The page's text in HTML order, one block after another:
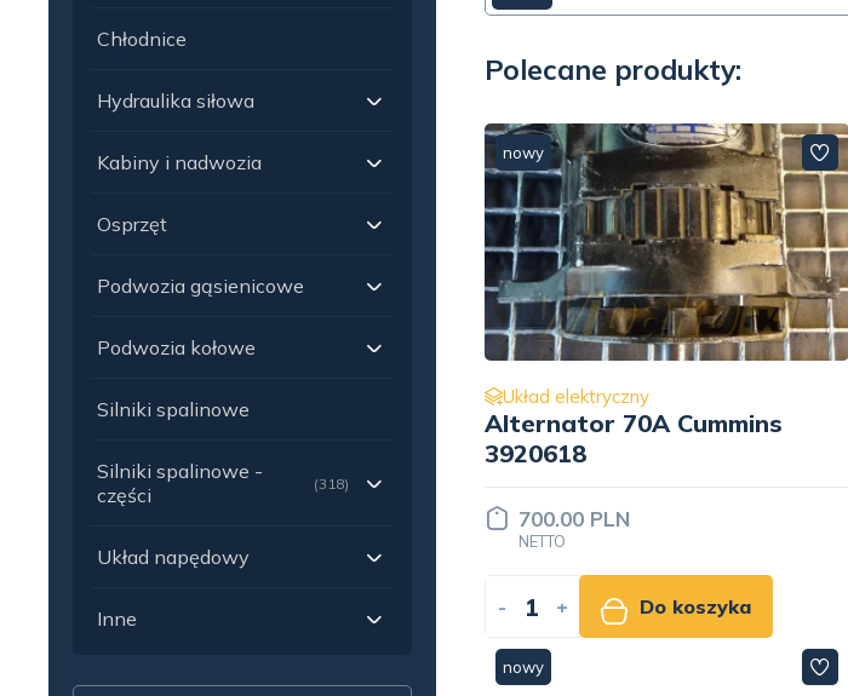
Chłodnice
Hydraulika siłowa
Kabiny i nadwozia
Osprzęt
Podwozia gąsienicowe
Podwozia kołowe
Silniki spalinowe
Silniki spalinowe -
części
(318)
Układ napędowy
Inne
Polecane produkty:
nowy
Układ elektryczny
Alternator 70A Cummins
3920618
700.00 PLN
NETTO
- + Do koszyka
nowy